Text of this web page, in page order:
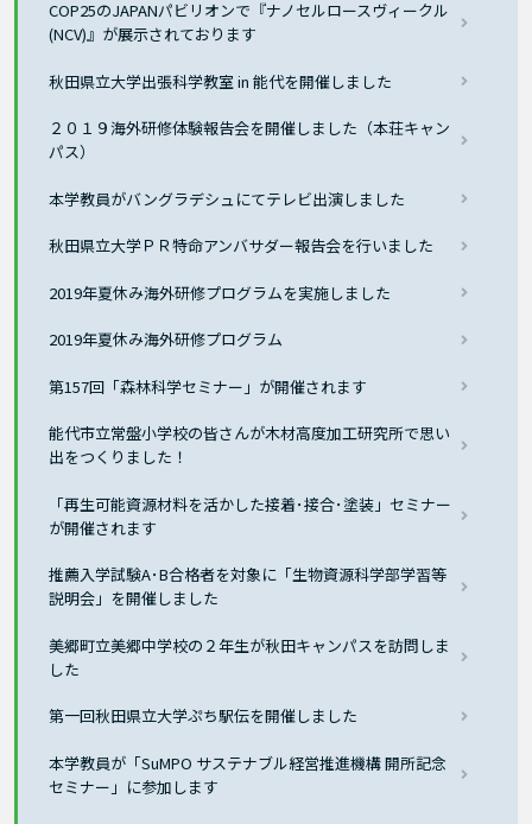
COP25のJAPANパビリオンで『ナノセルロースヴィークル
(NCV)』が展示されております
秋田県立大学出張科学教室 in 能代を開催しました
２０１９海外研修体験報告会を開催しました（本荘キャン
パス）
本学教員がバングラデシュにてテレビ出演しました
秋田県立大学ＰＲ特命アンバサダー報告会を行いました
2019年夏休み海外研修プログラムを実施しました
2019年夏休み海外研修プログラム
第157回「森林科学セミナー」が開催されます
能代市立常盤小学校の皆さんが木材高度加工研究所で思い
出をつくりました！
「再生可能資源材料を活かした接着･接合･塗装」セミナー
が開催されます
推薦入学試験A･B合格者を対象に「生物資源科学部学習等
説明会」を開催しました
美郷町立美郷中学校の２年生が秋田キャンパスを訪問しま
した
第一回秋田県立大学ぷち駅伝を開催しました
本学教員が「SuMPO サステナブル経営推進機構 開所記念
セミナー」に参加します